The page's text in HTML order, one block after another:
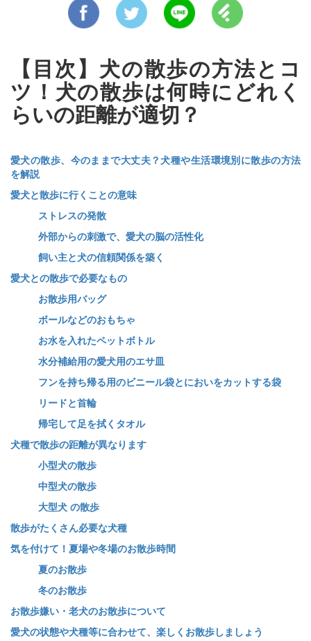
【目次】犬の散歩の方法とコ
ツ！犬の散歩は何時にどれく
らいの距離が適切？
愛犬の散歩、今のままで大丈夫？犬種や生活環境別に散歩の方法
を解説
愛犬と散歩に行くことの意味
ストレスの発散
外部からの刺激で、愛犬の脳の活性化
飼い主と犬の信頼関係を築く
愛犬との散歩で必要なもの
お散歩用バッグ
ボールなどのおもちゃ
お水を入れたペットボトル
水分補給用の愛犬用のエサ皿
フンを持ち帰る用のビニール袋とにおいをカットする袋
リードと首輪
帰宅して足を拭くタオル
犬種で散歩の距離が異なります
小型犬の散歩
中型犬の散歩
大型犬 の散歩
散歩がたくさん必要な犬種
気を付けて！夏場や冬場のお散歩時間
夏のお散歩
冬のお散歩
お散歩嫌い・老犬のお散歩について
愛犬の状態や犬種等に合わせて、楽しくお散歩しましょう